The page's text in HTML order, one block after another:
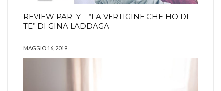
REVIEW PARTY – “LA VERTIGINE CHE HO DI
TE” DI GINA LADDAGA
MAGGIO 16, 2019